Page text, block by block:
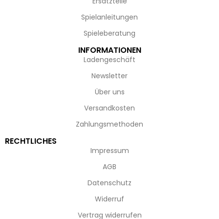
Spielanleitungen
Spieleberatung
INFORMATIONEN
Ladengeschäft
Newsletter
Über uns
Versandkosten
Zahlungsmethoden
RECHTLICHES
Impressum
AGB
Datenschutz
Widerruf
Vertrag widerrufen